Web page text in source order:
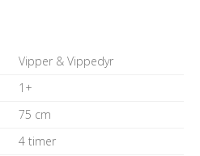
Vipper & Vippedyr
1+
75 cm
4 timer